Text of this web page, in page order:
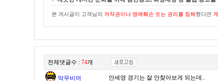
본 게시글이 고객님의 저작권이나 명예훼손 또는 권리를 침해했다면